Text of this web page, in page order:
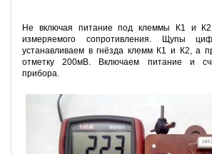
Не включая питание под клеммы К1 и
измеряемого сопротивления. Щупы
устанавливаем в гнёзда клемм К1 и К2, а
отметку 200мВ. Включаем питание и
прибора.